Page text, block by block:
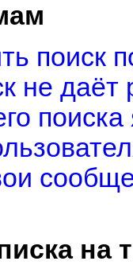
поиск
не даёт
на